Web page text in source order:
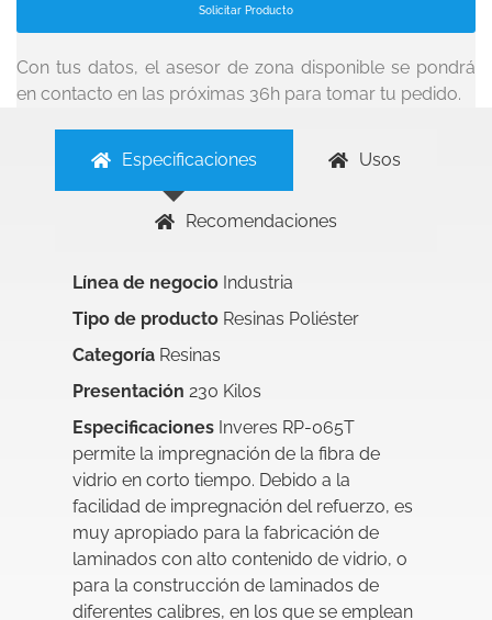
Solicitar Producto
Con tus datos, el asesor de zona disponible se pondrá
en contacto en las próximas 36h para tomar tu pedido.
Especificaciones Usos
Recomendaciones
Línea de negocio Industria
Tipo de producto Resinas Poliéster
Categoría Resinas
Presentación 230 Kilos
Especificaciones Inveres RP-065T
permite la impregnación de la fibra de
vidrio en corto tiempo. Debido a la
facilidad de impregnación del refuerzo, es
muy apropiado para la fabricación de
laminados con alto contenido de vidrio, o
para la construcción de laminados de
diferentes calibres, en los que se emplean